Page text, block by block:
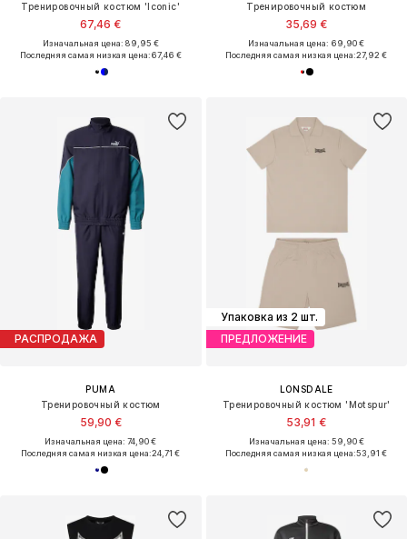
Тренировочный костюм 'Iconic'
67,46 €
Изначальная цена: 89,95 €
Последняя самая низкая цена:67,46 €
Тренировочный костюм
35,69 €
Изначальная цена: 69,90 €
Последняя самая низкая цена:27,92 €
РАСПРОДАЖА
PUMA
Тренировочный костюм
59,90 €
Изначальная цена: 74,90 €
Последняя самая низкая цена:24,71 €
Упаковка из 2 шт.
ПРЕДЛОЖЕНИЕ
LONSDALE
Тренировочный костюм 'Motspur'
53,91 €
Изначальная цена: 59,90 €
Последняя самая низкая цена:53,91 €